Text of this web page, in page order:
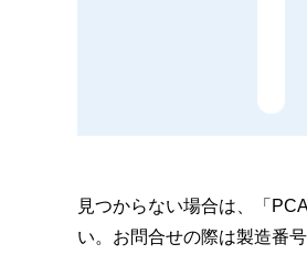
見つからない場合は、「
い。お問合せの際は製造番